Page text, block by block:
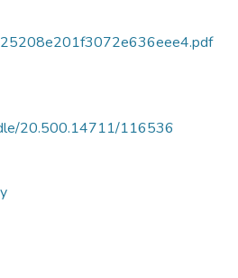
20.500.14711/116536